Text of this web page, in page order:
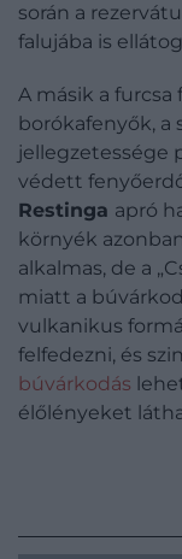
során a
falujába is
A másik a
borókafenyők,
jellegzetessége
védett
Restinga apró
környék
alkalmas, de a
miatt a
vulkanikus
felfedezni, és
búvárkodás
élőlényeket